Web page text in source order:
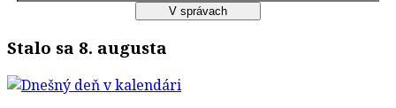
Stalo sa 8. augusta